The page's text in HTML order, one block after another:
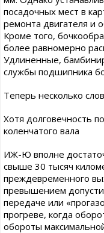
посадочных мест в
ремонта двигателя и
Кроме того,
более равномерно
Удлиненные,
службы подшипника
Теперь несколько
Хотя долговечность
коленчатого вала
ИЖ-Ю вполне
свыше 30 тысяч
преждевременного
превышением
передаче или
прогреве, когда
обороты